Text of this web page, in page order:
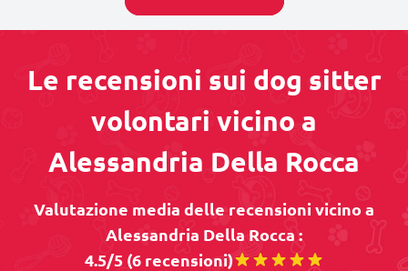
Le recensioni sui dog sitter
volontari vicino a
Alessandria Della Rocca
Valutazione media delle recensioni vicino a
Alessandria Della Rocca :
4.5/5 (6 recensioni)